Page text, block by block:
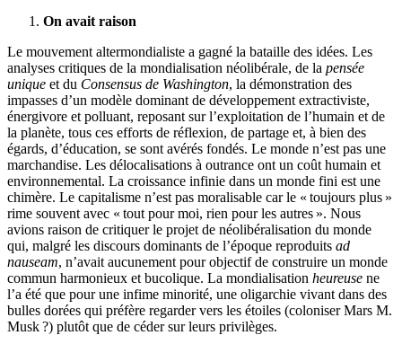
On avait raison
Le mouvement altermondialiste a gagné la bataille des idées. Les
analyses critiques de la mondialisation néolibérale, de la pensée
unique et du Consensus de Washington, la démonstration des
impasses d’un modèle dominant de développement extractiviste,
énergivore et polluant, reposant sur l’exploitation de l’humain et de
la planète, tous ces efforts de réflexion, de partage et, à bien des
égards, d’éducation, se sont avérés fondés. Le monde n’est pas une
marchandise. Les délocalisations à outrance ont un coût humain et
environnemental. La croissance infinie dans un monde fini est une
chimère. Le capitalisme n’est pas moralisable car le « toujours plus »
rime souvent avec « tout pour moi, rien pour les autres ». Nous
avions raison de critiquer le projet de néolibéralisation du monde
qui, malgré les discours dominants de l’époque reproduits ad
nauseam, n’avait aucunement pour objectif de construire un monde
commun harmonieux et bucolique. La mondialisation heureuse ne
l’a été que pour une infime minorité, une oligarchie vivant dans des
bulles dorées qui préfère regarder vers les étoiles (coloniser Mars M.
Musk ?) plutôt que de céder sur leurs privilèges.